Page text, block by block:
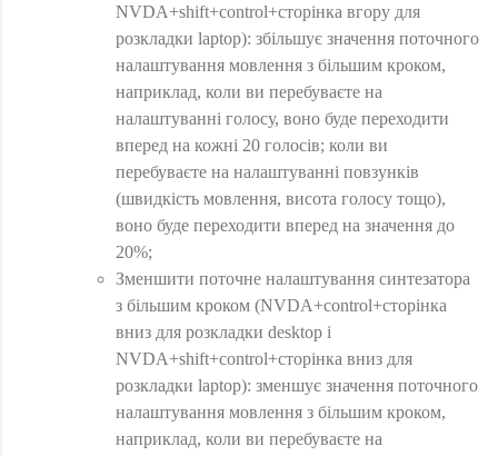
NVDA+shift+control+сторінка вгору для
розкладки laptop): збільшує значення поточного
налаштування мовлення з більшим кроком,
наприклад, коли ви перебуваєте на
налаштуванні голосу, воно буде переходити
вперед на кожні 20 голосів; коли ви
перебуваєте на налаштуванні повзунків
(швидкість мовлення, висота голосу тощо),
воно буде переходити вперед на значення до
20%;
Зменшити поточне налаштування синтезатора
з більшим кроком (NVDA+control+сторінка
вниз для розкладки desktop і
NVDA+shift+control+сторінка вниз для
розкладки laptop): зменшує значення поточного
налаштування мовлення з більшим кроком,
наприклад, коли ви перебуваєте на